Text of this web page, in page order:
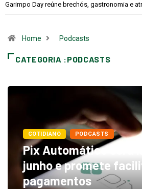
Bugonia transforma paranoia e conspiração
Home Podcasts
CATEGORIA :PODCASTS
COTIDIANO PODCASTS
Pix Automático será
junho e promete
pagamentos